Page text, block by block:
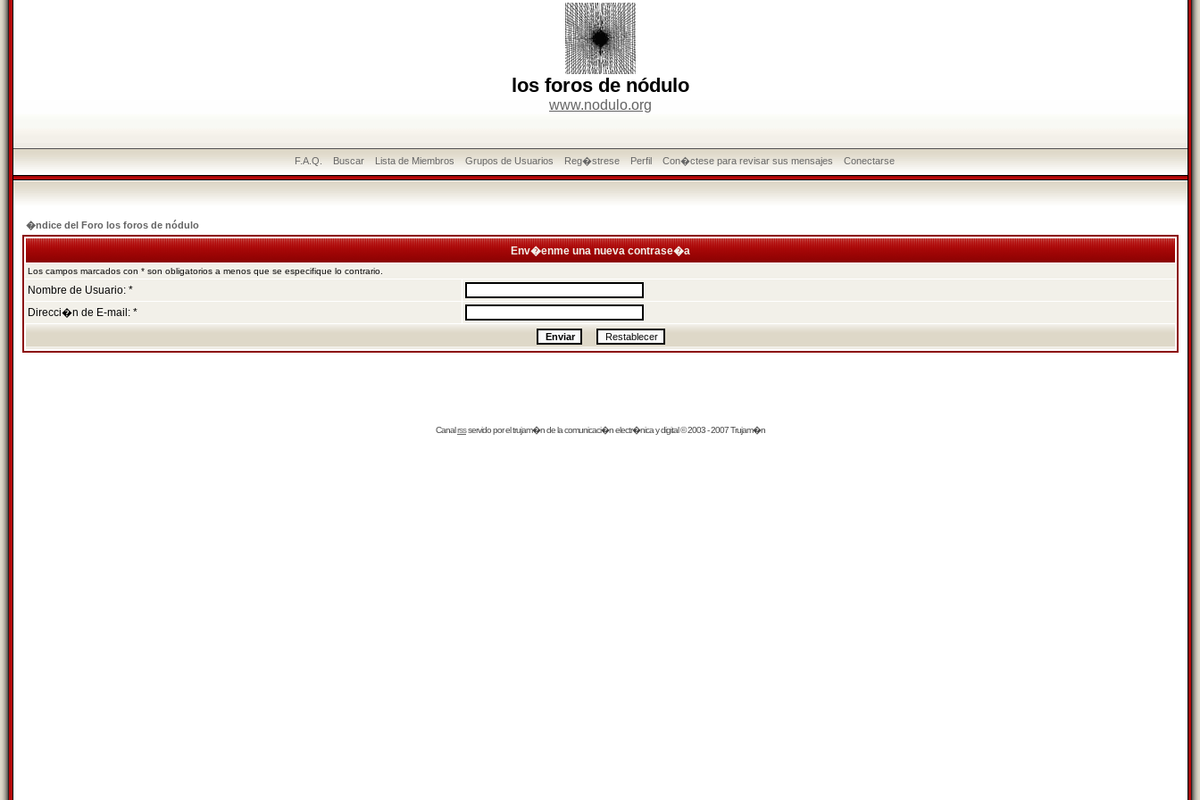
los foros de nódulo
www.nodulo.org
F.A.Q. Buscar Lista de Miembros Grupos de Usuarios Reg�strese Perfil Con�ctese para revisar sus mensajes Conectarse
�ndice del Foro los foros de nódulo
Env�enme una nueva contrase�a
Los campos marcados con * son obligatorios a menos que se especifique lo contrario.
Nombre de Usuario: *
Direcci�n de E-mail: *
Canalrssservido por eltrujam�nde la comunicaci�n electr�nica y digital © 2003 - 2007 Trujam�n